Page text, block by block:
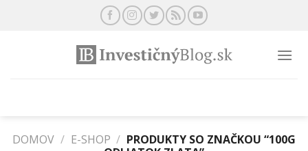
DOMOV / E-SHOP / PRODUKTY SO ZNAČKOU “100G